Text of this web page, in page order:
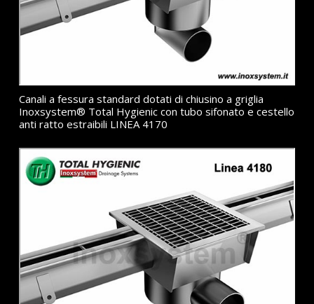
Canali a fessura standard dotati di chiusino a griglia
Inoxsystem® Total Hygienic con tubo sifonato e cestello
anti ratto estraibili LINEA 4170